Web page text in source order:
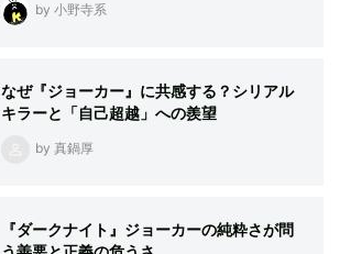
by 小野寺系
なぜ『ジョーカー』に共感する？シリアル
キラーと「自己超越」への羨望
by 真鍋厚
『ダークナイト』ジョーカーの純粋さが問